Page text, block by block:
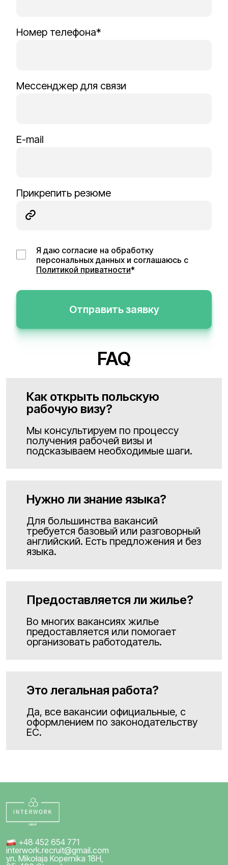
Номер телефона*
Мессенджер для связи
E-mail
Прикрепить резюме
Я даю согласие на обработку
персональных данных и соглашаюсь с
Политикой приватности*
Отправить заявку
FAQ
Как открыть польскую
рабочую визу?
Мы консультируем по процессу
получения рабочей визы и
подсказываем необходимые шаги.
Нужно ли знание языка?
Для большинства вакансий
требуется базовый или разговорный
английский. Есть предложения и без
языка.
Предоставляется ли жилье?
Во многих вакансиях жилье
предоставляется или помогает
организовать работодатель.
Это легальная работа?
Да, все вакансии официальные, с
оформлением по законодательству
ЕС.
+48 452 654 771
interwork.recruit@gmail.com
ул. Mikołaja Kopernika 18H,